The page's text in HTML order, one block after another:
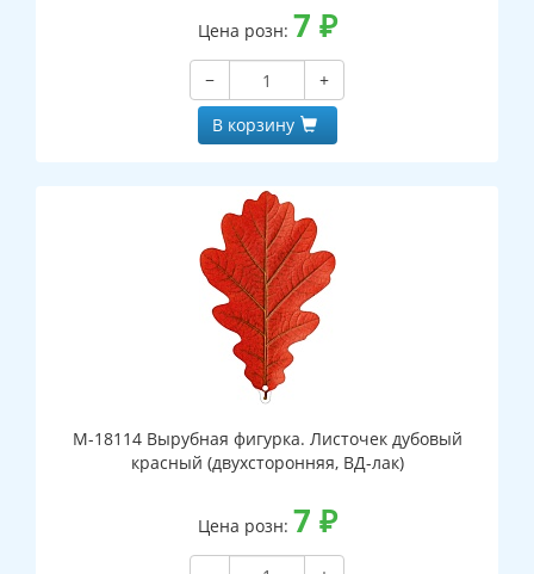
Цена розн: 7 ₽
−
+
В корзину
М-18114 Вырубная фигурка. Листочек дубовый
красный (двухсторонняя, ВД-лак)
Цена розн: 7 ₽